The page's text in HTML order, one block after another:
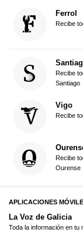
Ferrol
Recibe
Recibe
Santiago
Vigo
Recibe
Recibe
Ourense
APLICACIONES
La Voz de Galicia
Toda la información en tu